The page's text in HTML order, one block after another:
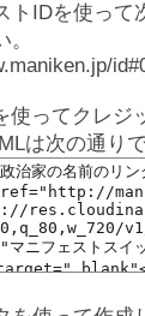
トIDを使って
使ってクレジ
は次の通りで